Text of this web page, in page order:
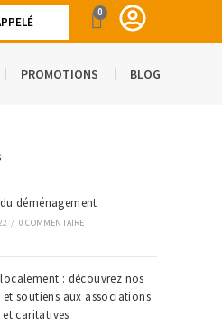
0
PROMOTIONS BLOG
déménagement
/ 0 COMMENTAIRE
: découvrez nos
et soutiens aux associations
caritatives